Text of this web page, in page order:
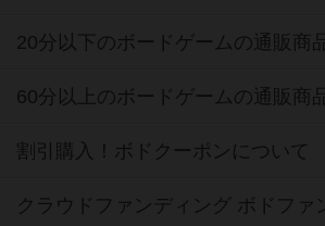
20分以下のボードゲームの通販商
60分以上のボードゲームの通販商
割引購入！ボドクーポンについて
クラウドファンディング ボドファ